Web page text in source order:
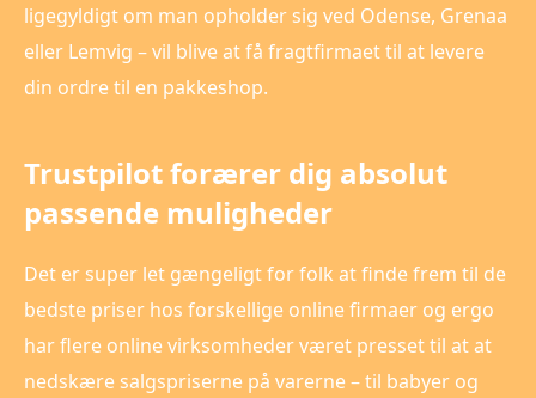
ligegyldigt om man opholder sig ved Odense, Grenaa
eller Lemvig – vil blive at få fragtfirmaet til at levere
din ordre til en pakkeshop.
Trustpilot forærer dig absolut
passende muligheder
Det er super let gængeligt for folk at finde frem til de
bedste priser hos forskellige online firmaer og ergo
har flere online virksomheder været presset til at at
nedskære salgspriserne på varerne – til babyer og